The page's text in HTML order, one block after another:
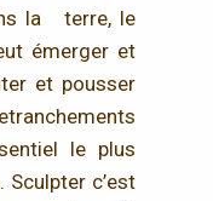
la terre, le
émerger et
et pousser
le plus
Sculpter c’est